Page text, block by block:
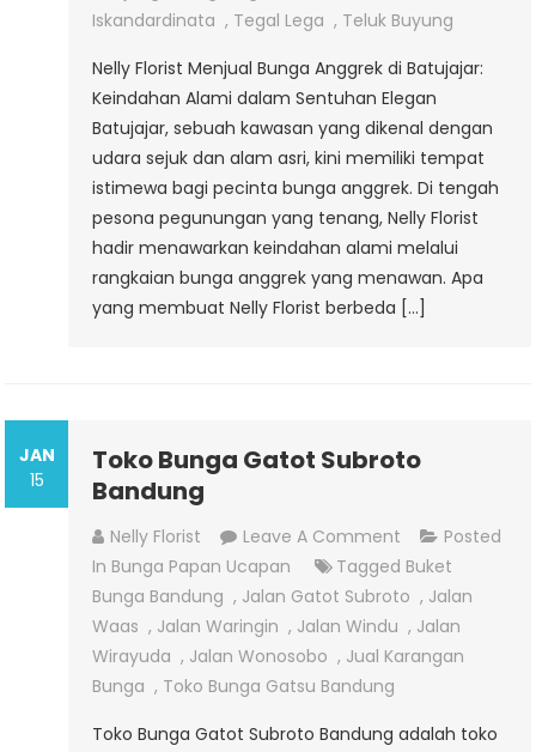
Iskandardinata , Tegal Lega , Teluk Buyung
Nelly Florist Menjual Bunga Anggrek di Batujajar:
Keindahan Alami dalam Sentuhan Elegan
Batujajar, sebuah kawasan yang dikenal dengan
udara sejuk dan alam asri, kini memiliki tempat
istimewa bagi pecinta bunga anggrek. Di tengah
pesona pegunungan yang tenang, Nelly Florist
hadir menawarkan keindahan alami melalui
rangkaian bunga anggrek yang menawan. Apa
yang membuat Nelly Florist berbeda […]
JAN
15
Toko Bunga Gatot Subroto
Bandung
Nelly Florist Leave A Comment On
Toko
Bunga
Gatot
Subroto
Posted
In Bunga Papan Ucapan Tagged Buket
Bunga Bandung , Jalan Gatot Subroto , Jalan
Waas , Jalan Waringin , Jalan Windu , Jalan
Wirayuda , Jalan Wonosobo , Jual Karangan
Bunga , Toko Bunga Gatsu Bandung
Toko Bunga Gatot Subroto Bandung adalah toko